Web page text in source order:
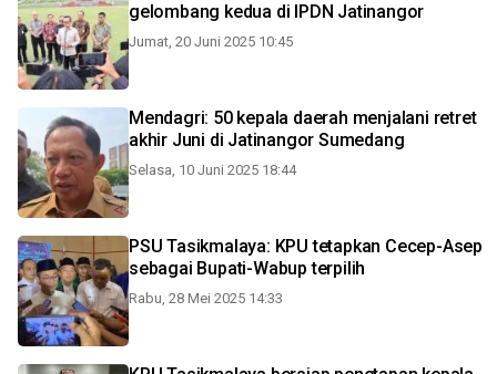
gelombang kedua di IPDN Jatinangor
Jumat, 20 Juni 2025 10:45
Mendagri: 50 kepala daerah menjalani retret
akhir Juni di Jatinangor Sumedang
Selasa, 10 Juni 2025 18:44
PSU Tasikmalaya: KPU tetapkan Cecep-Asep
sebagai Bupati-Wabup terpilih
Rabu, 28 Mei 2025 14:33